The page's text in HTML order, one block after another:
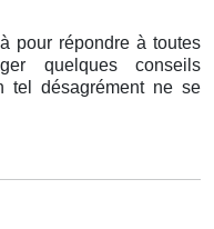
pour répondre à toutes
quelques conseils
tel désagrément ne se